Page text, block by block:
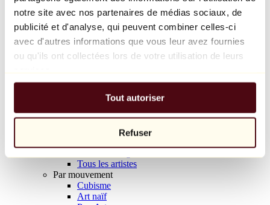
notre site avec nos partenaires de médias sociaux, de
publicité et d'analyse, qui peuvent combiner celles-ci
avec d'autres informations que vous leur avez fournies
ou qu'ils ont collectées lors de votre utilisation de leurs
Tout autoriser
Refuser
Balloon Dog (Orange)
Jeff Koons
10 000 €
Parcourir
Tous les sculpteurs
Tous les photographes
Tous les artistes
Par mouvement
Cubisme
Art naïf